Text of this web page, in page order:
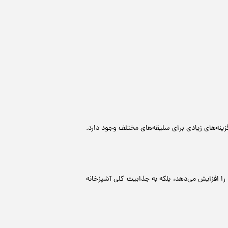
زیادی برای سلیقه‌های مختلف وجود دارد.
افزایش می‌دهد، بلکه به جذابیت کلی آشپزخانه